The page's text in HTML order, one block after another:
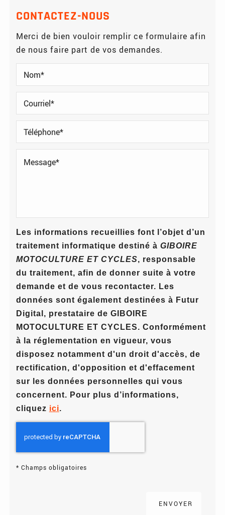
CONTACTEZ-NOUS
Merci de bien vouloir remplir ce formulaire afin
de nous faire part de vos demandes.
Les informations recueillies font l’objet d’un
traitement informatique destiné à GIBOIRE
MOTOCULTURE ET CYCLES, responsable
du traitement, afin de donner suite à votre
demande et de vous recontacter. Les
données sont également destinées à Futur
Digital, prestataire de GIBOIRE
MOTOCULTURE ET CYCLES. Conformément
à la réglementation en vigueur, vous
disposez notamment d'un droit d'accès, de
rectification, d'opposition et d'effacement
sur les données personnelles qui vous
concernent. Pour plus d’informations,
cliquez ici.
* Champs obligatoires